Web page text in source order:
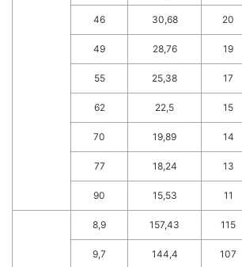
46 30,68 20
49 28,76 19
55 25,38 17
62 22,5 15
70 19,89 14
77 18,24 13
90 15,53 11
8,9 157,43 115
9,7 144,4 107